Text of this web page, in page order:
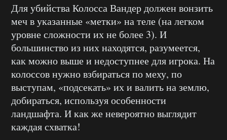
Для убийства Колосса Вандер должен вонзить
меч в указанные «метки» на теле (на легком
уровне сложности их не более 3). И
большинство из них находятся, разумеется,
как можно выше и недоступнее для игрока. На
колоссов нужно взбираться по меху, по
выступам, «подсекать» их и валить на землю,
добираться, используя особенности
ландшафта. И как же невероятно выглядит
каждая схватка!